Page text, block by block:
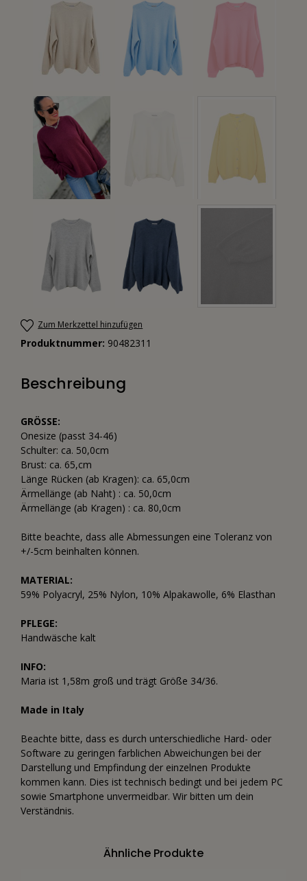
Zum Merkzettel hinzufügen
Produktnummer: 90482311
Beschreibung
GRÖSSE:
Onesize (passt 34-46)
Schulter: ca. 50,0cm
Brust: ca. 65,cm
Länge Rücken (ab Kragen): ca. 65,0cm
Ärmellänge (ab Naht) : ca. 50,0cm
Ärmellänge (ab Kragen) : ca. 80,0cm
Bitte beachte, dass alle Abmessungen eine Toleranz von
+/-5cm beinhalten können.
MATERIAL:
59% Polyacryl, 25% Nylon, 10% Alpakawolle, 6% Elasthan
PFLEGE:
Handwäsche kalt
INFO:
Maria ist 1,58m groß und trägt Größe 34/36.
Made in Italy
Beachte bitte, dass es durch unterschiedliche Hard- oder
Software zu geringen farblichen Abweichungen bei der
Darstellung und Empfindung der einzelnen Produkte
kommen kann. Dies ist technisch bedingt und bei jedem PC
sowie Smartphone unvermeidbar. Wir bitten um dein
Verständnis.
Ähnliche Produkte